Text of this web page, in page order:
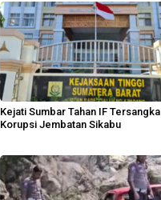
Kejati Sumbar Tahan IF Tersangka
Korupsi Jembatan Sikabu